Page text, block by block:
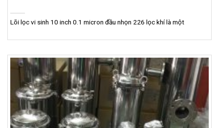
Lõi lọc vi sinh 10 inch 0.1 micron đầu nhọn 226 lọc khí là một